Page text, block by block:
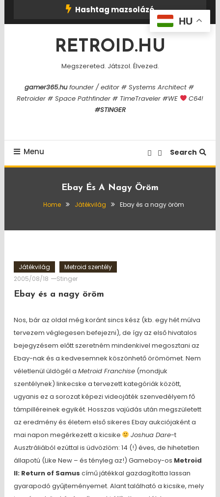
Hashtag mazsolázó
RETROID.HU
Megszereted. Játszol. Élvezed.
gamer365.hufounder / editor # Systems Architect #
Retroider # Space Pathfinder # TimeTraveler #WE
C64!
#STINGER
Menu Search
Ebay És A Nagy Öröm
Home Játékvilág Ebay és a nagy öröm
Játékvilág
Metroid szentély
2005/08/18
Stinger
Ebay és a nagy öröm
Nos, bár az oldal még koránt sincs kész (kb. egy hét múlva
tervezem véglegesen befejezni), de így az első hivatalos
bejegyzésem előtt szeretném mindenkivel megosztani az
Ebay-nak és a kedvesemnek köszönhető örömömet. Nem
véletlenül üldögél a Metroid Franchise(mondjuk
szentélynek) linkecske a tervezett kategóriák között,
ugyanis ez a sorozat képezi videojáték szenvedélyem fő
támpilléreinek egyikét. Hosszas vajúdás után megszületett
az eredmény és életem első sikeres Ebay aukciójaként a
mai napon megérkezett a kicsike
Joshua Dare-t
Ausztráliából ezúttal is üdvözlöm: 14 (!) éves, de hihetetlen
állapotú (Like New – és tényleg az!) Gameboy-os Metroid
II: Return of Samus című játékkal gazdagította lassan
gyarapodó gyűjteményemet. Alant található a kicsike, mely
HU